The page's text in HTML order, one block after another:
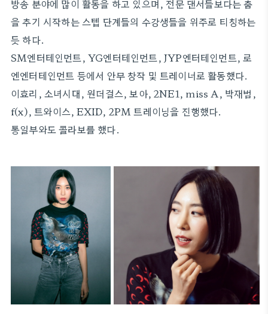
방송 분야에 많이 활동을 하고 있으며, 전문 댄서들보다는 춤
을 추기 시작하는 스텝 단계들의 수강생들을 위주로 티칭하는
듯 하다.
SM엔터테인먼트, YG엔터테인먼트, JYP엔터테인먼트, 로
엔엔터테인먼트 등에서 안무 창작 및 트레이너로 활동했다.
이효리, 소녀시대, 원더걸스, 보아, 2NE1, miss A, 박재범,
f(x), 트와이스, EXID, 2PM 트레이닝을 진행했다.
통일부와도 콜라보를 했다.